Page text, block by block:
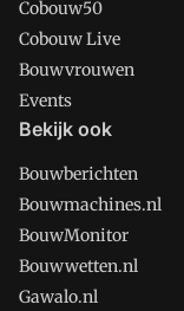
Cobouw50
Cobouw Live
Bouwvrouwen
Events
Bekijk ook
Bouwberichten
Bouwmachines.nl
BouwMonitor
Bouwwetten.nl
Gawalo.nl